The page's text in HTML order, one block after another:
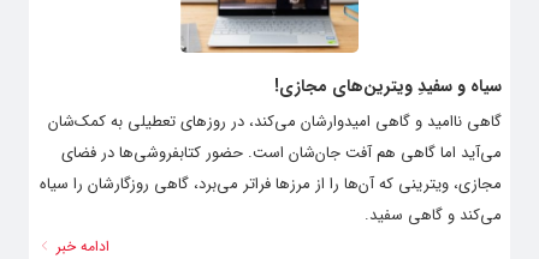
سیاه و سفیدِ ویترین‌های مجازی!
گاهی ناامید و گاهی امیدوارشان می‌کند، در روزهای تعطیلی به کمک‌شان
می‌آید اما گاهی هم آفت جان‌شان است. حضور کتابفروشی‌ها در فضای
مجازی، ویترینی که آن‌ها را از مرزها فراتر می‌برد، گاهی روزگارشان را سیاه
می‌کند و گاهی سفید.
ادامه خبر